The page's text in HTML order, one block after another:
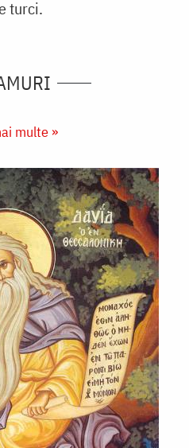
turci.
multe »